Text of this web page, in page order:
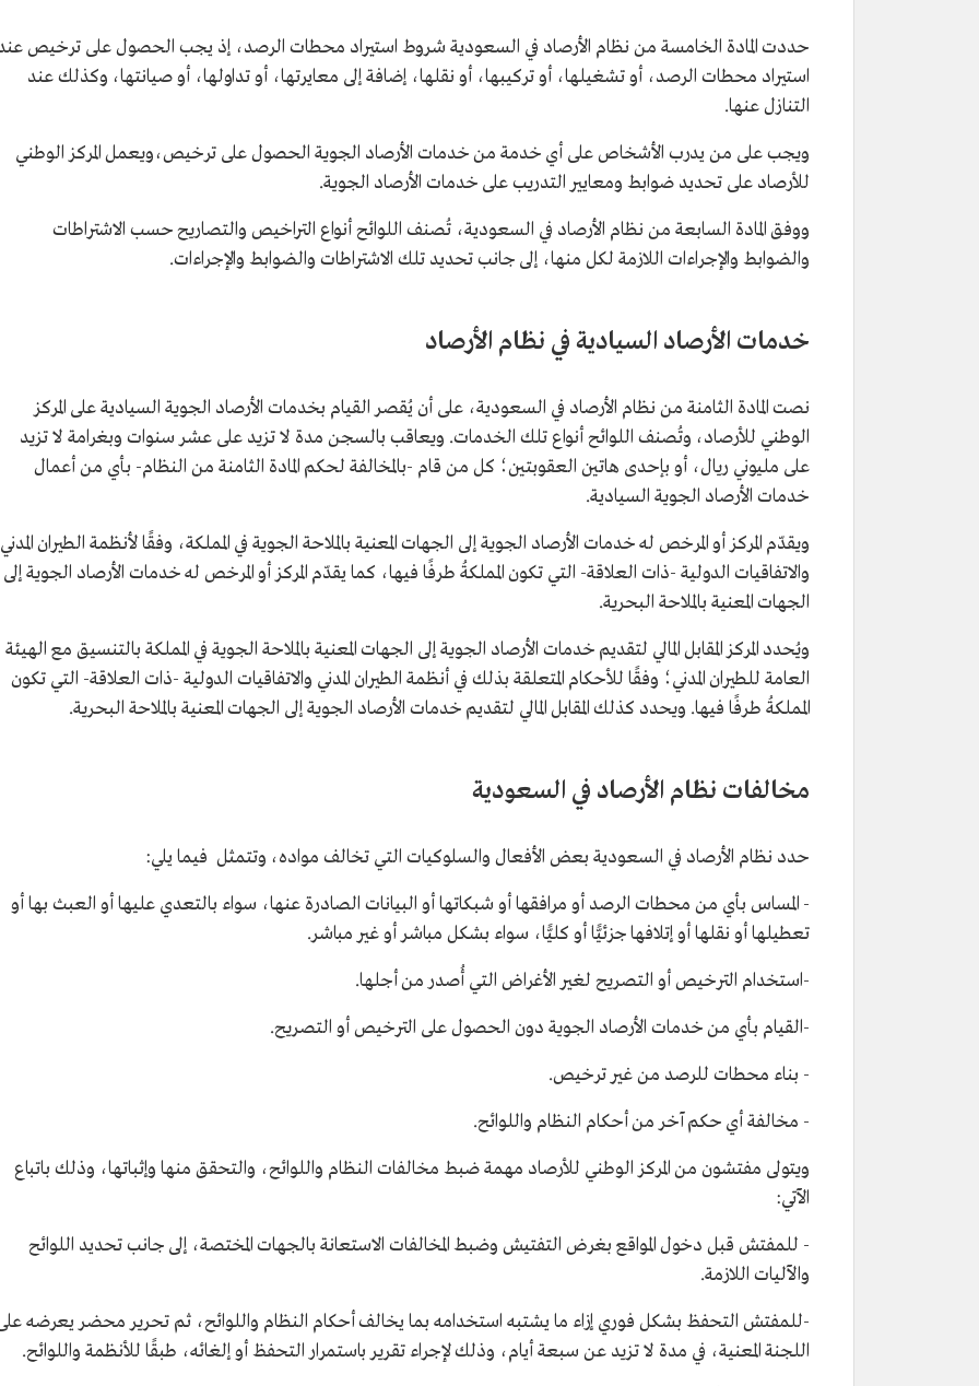
حددت المادة الخامسة من نظام الأرصاد في السعودية شروط استيراد محطات الرصد، إذ يجب الحصول على ترخيص
استيراد محطات الرصد، أو تشغيلها، أو تركيبها، أو نقلها، إضافة إلى معايرتها، أو تداولها، أو صيانتها، وكذلك عند
التنازل عنها.
ويجب على من يدرب الأشخاص على أي خدمة من خدمات الأرصاد الجوية الحصول على ترخيص،ويعمل المركز الوطني
للأرصاد على تحديد ضوابط ومعايير التدريب على خدمات الأرصاد الجوية.
ووفق المادة السابعة من نظام الأرصاد في السعودية، تُصنف اللوائح أنواع التراخيص والتصاريح حسب الاشتراطات
والضوابط والإجراءات اللازمة لكل منها، إلى جانب تحديد تلك الاشتراطات والضوابط والإجراءات.
خدمات الأرصاد السيادية في نظام الأرصاد
نصت المادة الثامنة من نظام الأرصاد في السعودية، على أن يُقصر القيام بخدمات الأرصاد الجوية السيادية على المركز
الوطني للأرصاد، وتُصنف اللوائح أنواع تلك الخدمات. ويعاقب بالسجن مدة لا تزيد على عشر سنوات وبغرامة لا تزيد
على مليوني ريال، أو بإحدى هاتين العقوبتين؛ كل من قام -بالمخالفة لحكم المادة الثامنة من النظام- بأي من أعمال
خدمات الأرصاد الجوية السيادية.
ويقدّم المركز أو المرخص له خدمات الأرصاد الجوية إلى الجهات المعنية بالملاحة الجوية في المملكة، وفقًا لأنظمة الطيران المدني
والاتفاقيات الدولية -ذات العلاقة- التي تكون المملكةُ طرفًا فيها، كما يقدّم المركز أو المرخص له خدمات الأرصاد الجوية إلى
الجهات المعنية بالملاحة البحرية.
ويُحدد المركز المقابل المالي لتقديم خدمات الأرصاد الجوية إلى الجهات المعنية بالملاحة الجوية في المملكة بالتنسيق مع الهيئة
العامة للطيران المدني؛ وفقًا للأحكام المتعلقة بذلك في أنظمة الطيران المدني والاتفاقيات الدولية -ذات العلاقة- التي تكون
المملكةُ طرفًا فيها. ويحدد كذلك المقابل المالي لتقديم خدمات الأرصاد الجوية إلى الجهات المعنية بالملاحة البحرية.
مخالفات نظام الأرصاد في السعودية
حدد نظام الأرصاد في السعودية بعض الأفعال والسلوكيات التي تخالف مواده، وتتمثل فيما يلي:
- المساس بأي من محطات الرصد أو مرافقها أو شبكاتها أو البيانات الصادرة عنها، سواء بالتعدي عليها أو العبث بها أو
تعطيلها أو نقلها أو إتلافها جزئيًّا أو كليًّا، سواء بشكل مباشر أو غير مباشر.
-استخدام الترخيص أو التصريح لغير الأغراض التي أُصدر من أجلها.
-القيام بأي من خدمات الأرصاد الجوية دون الحصول على الترخيص أو التصريح.
- بناء محطات للرصد من غير ترخيص.
- مخالفة أي حكم آخر من أحكام النظام واللوائح.
ويتولى مفتشون من المركز الوطني للأرصاد مهمة ضبط مخالفات النظام واللوائح، والتحقق منها وإثباتها، وذلك باتباع
الآتي:
- للمفتش قبل دخول المواقع بغرض التفتيش وضبط المخالفات الاستعانة بالجهات المختصة، إلى جانب تحديد اللوائح
والآليات اللازمة.
-للمفتش التحفظ بشكل فوري إزاء ما يشتبه استخدامه بما يخالف أحكام النظام واللوائح، ثم تحرير محضر يعرضه
اللجنة المعنية، في مدة لا تزيد عن سبعة أيام، وذلك لإجراء تقرير باستمرار التحفظ أو إلغائه، طبقًا للأنظمة واللوائح.